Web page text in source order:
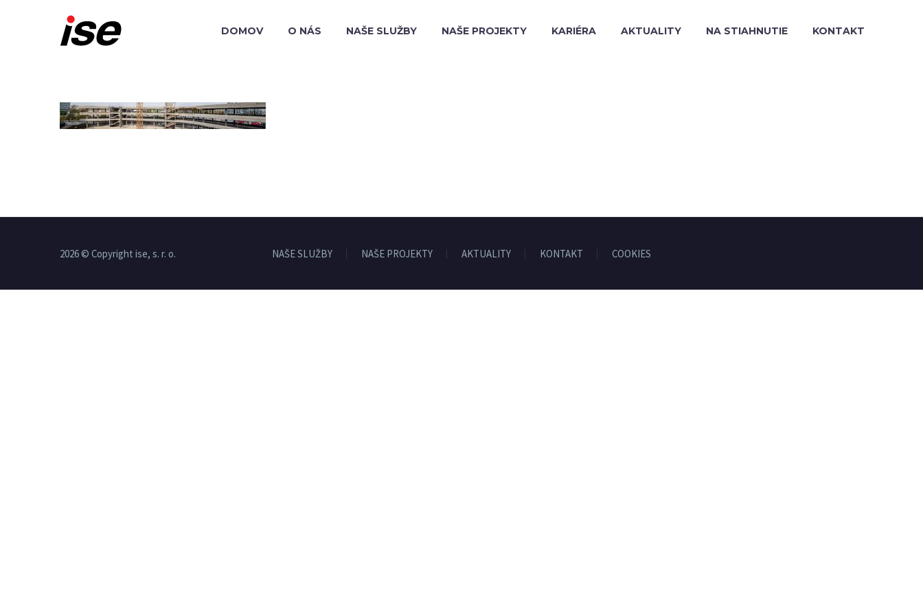
DOMOV O NÁS NAŠE SLUŽBY NAŠE PROJEKTY KARIÉRA AKTUALITY NA STIAHNUTIE KONTAKT
NAŠE SLUŽBY NAŠE PROJEKTY AKTUALITY KONTAKT COOKIES
2026 © Copyright ise, s. r. o.